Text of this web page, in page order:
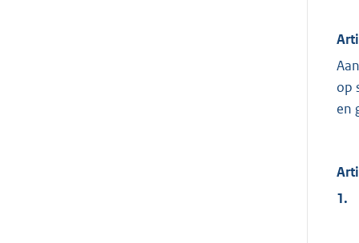
op
en
1.